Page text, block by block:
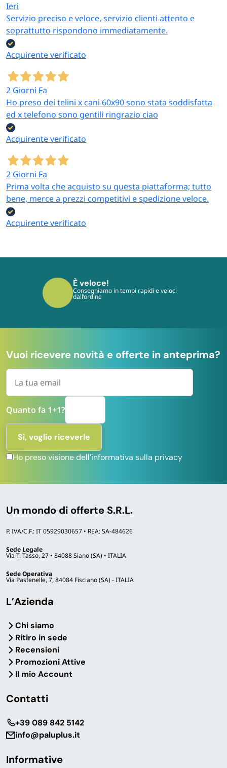
Ieri
Servizio preciso e veloce, servizio clienti attento e
soprattutto rispondono immediatamente.
Acquirente verificato
2 Giorni Fa
Ho preso dei telini x cani 60x90 sono stata soddisfatta
ed x telefono sono gentili ringrazio ciao
Acquirente verificato
2 Giorni Fa
Prima volta che acquisto su questa piattaforma; tutto
bene, merce a prezzi competitivi e spedizione veloce.
Acquirente verificato
È sicuro!
I tuoi pagamenti sono protetti dai più
moderni protocolli
Vuoi ricevere novità e offerte in anteprima?
Quanto fa 1+1?
Ho preso visione dell’informativa sulla privacy
Un mondo di offerte S.R.L.
P. IVA/C.F.: IT 05929030657 • REA: SA-484626
Sede Legale
Via T. Tasso, 27 • 84088 Siano (SA) • ITALIA
Sede Operativa
Via Pastenelle, 7, 84084 Fisciano (SA) - ITALIA
L’Azienda
Chi siamo
Ritiro in sede
Recensioni
Promozioni Attive
Il mio Account
Contatti
‎+39 089 842 5142
info@paluplus.it
Informative